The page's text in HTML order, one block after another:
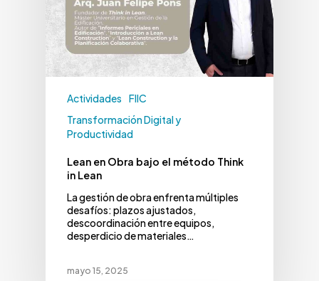
Actividades
FIIC
Transformación Digital y
Productividad
Lean en Obra bajo el método Think
in Lean
La gestión de obra enfrenta múltiples
desafíos: plazos ajustados,
descoordinación entre equipos,
desperdicio de materiales…
mayo 15, 2025